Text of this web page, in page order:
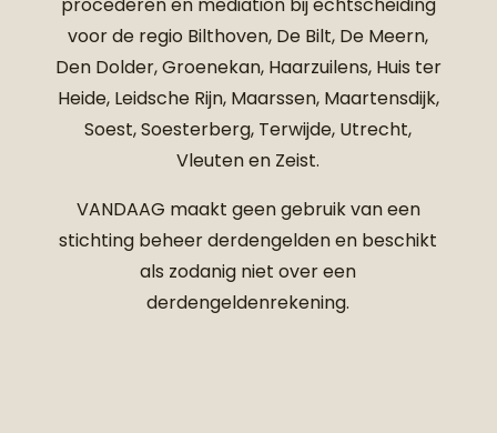
procederen en mediation bij echtscheiding
voor de regio Bilthoven, De Bilt, De Meern,
Den Dolder, Groenekan, Haarzuilens, Huis ter
Heide, Leidsche Rijn, Maarssen, Maartensdijk,
Soest, Soesterberg, Terwijde, Utrecht,
Vleuten en Zeist.
VANDAAG maakt geen gebruik van een
stichting beheer derdengelden en beschikt
als zodanig niet over een
derdengeldenrekening.